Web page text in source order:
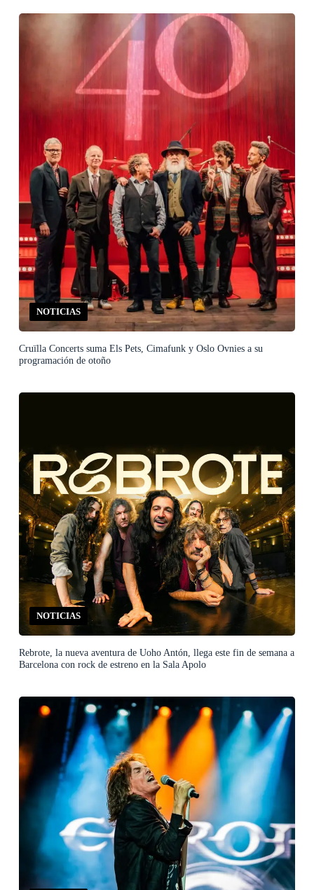
NOTICIAS
Cruïlla Concerts suma Els Pets, Cimafunk y Oslo Ovnies a su
programación de otoño
NOTICIAS
Rebrote, la nueva aventura de Uoho Antón, llega este fin de semana a
Barcelona con rock de estreno en la Sala Apolo